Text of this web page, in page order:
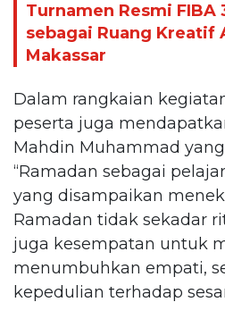
Turnamen Resmi FIBA
sebagai Ruang Kreatif
Makassar
Dalam rangkaian
peserta juga
Mahdin Muhammad
“Ramadan sebagai
yang disampaikan
Ramadan tidak sekadar
juga kesempatan untuk
menumbuhkan empati,
kepedulian terhadap